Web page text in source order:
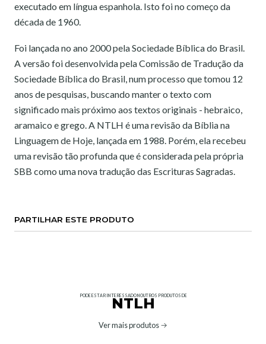
executado em língua espanhola. Isto foi no começo da
década de 1960.
Foi lançada no ano 2000 pela Sociedade Bíblica do Brasil.
A versão foi desenvolvida pela Comissão de Tradução da
Sociedade Bíblica do Brasil, num processo que tomou 12
anos de pesquisas, buscando manter o texto com
significado mais próximo aos textos originais - hebraico,
aramaico e grego. A NTLH é uma revisão da Bíblia na
Linguagem de Hoje, lançada em 1988. Porém, ela recebeu
uma revisão tão profunda que é considerada pela própria
SBB como uma nova tradução das Escrituras Sagradas.
PARTILHAR ESTE PRODUTO
PODE ESTAR INTERESSADO NOUTROS PRODUTOS DE
NTLH
Ver mais produtos